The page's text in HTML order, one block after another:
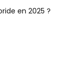
en 2025 ?